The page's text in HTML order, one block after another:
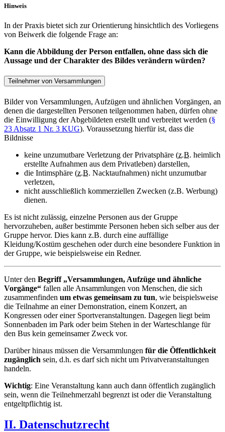
Hinweis
In der Praxis bietet sich zur Orientierung hinsichtlich des Vorliegens
von Beiwerk die folgende Frage an:
Kann die Abbildung der Person entfallen, ohne dass sich die
Aussage und der Charakter des Bildes verändern würden?
Teilnehmer von Versammlungen
Bilder von Versammlungen, Aufzügen und ähnlichen Vorgängen, an
denen die dargestellten Personen teilgenommen haben, dürfen ohne
die Einwilligung der Abgebildeten erstellt und verbreitet werden (§
23 Absatz 1 Nr. 3 KUG). Voraussetzung hierfür ist, dass die
Bildnisse
keine unzumutbare Verletzung der Privatsphäre (z.B. heimlich
erstellte Aufnahmen aus dem Privatleben) darstellen,
die Intimsphäre (z.B. Nacktaufnahmen) nicht unzumutbar
verletzen,
nicht ausschließlich kommerziellen Zwecken (z.B. Werbung)
dienen.
Es ist nicht zulässig, einzelne Personen aus der Gruppe
hervorzuheben, außer bestimmte Personen heben sich selber aus der
Gruppe hervor. Dies kann z.B. durch eine auffällige
Kleidung/Kostüm geschehen oder durch eine besondere Funktion in
der Gruppe, wie beispielsweise ein Redner.
Unter den Begriff „Versammlungen, Aufzüge und ähnliche
Vorgänge“ fallen alle Ansammlungen von Menschen, die sich
zusammenfinden um etwas gemeinsam zu tun, wie beispielsweise
die Teilnahme an einer Demonstration, einem Konzert, an
Kongressen oder einer Sportveranstaltungen. Dagegen liegt beim
Sonnenbaden im Park oder beim Stehen in der Warteschlange für
den Bus kein gemeinsamer Zweck vor.
Darüber hinaus müssen die Versammlungen für die Öffentlichkeit
zugänglich sein, d.h. es darf sich nicht um Privatveranstaltungen
handeln.
Wichtig: Eine Veranstaltung kann auch dann öffentlich zugänglich
sein, wenn die Teilnehmerzahl begrenzt ist oder die Veranstaltung
entgeltpflichtig ist.
II. Datenschutzrecht